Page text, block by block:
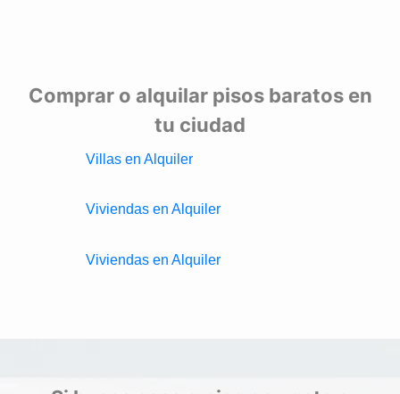
Comprar o alquilar pisos baratos en
tu ciudad
Villas en Alquiler
Viviendas en Alquiler
Viviendas en Alquiler